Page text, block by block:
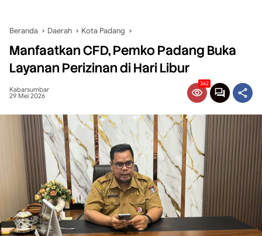
Beranda Daerah Kota Padang
Manfaatkan CFD, Pemko Padang Buka
Layanan Perizinan di Hari Libur
Kabarsumbar
29 Mei 2026
362